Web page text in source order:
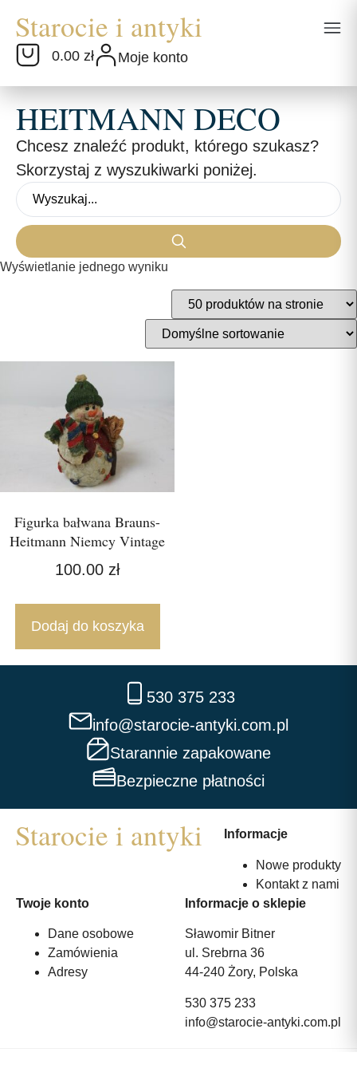
0.00 zł Moje konto
HEITMANN DECO
Chcesz znaleźć produkt, którego szukasz?
Skorzystaj z wyszukiwarki poniżej.
Wyświetlanie jednego wyniku
Figurka bałwana Brauns-
Heitmann Niemcy Vintage
100.00 zł
Dodaj do koszyka
530 375 233
info@starocie-antyki.com.pl
Starannie zapakowane
Bezpieczne płatności
Informacje
Nowe produkty
Kontakt z nami
Twoje konto
Dane osobowe
Zamówienia
Adresy
Informacje o sklepie
Sławomir Bitner
ul. Srebrna 36
44-240 Żory, Polska
530 375 233
info@starocie-antyki.com.pl